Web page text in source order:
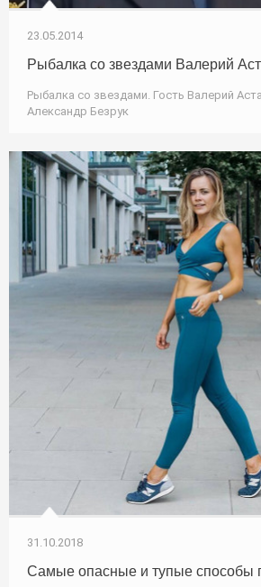
23.05.2014
Рыбалка со звездами Валерий
Рыбалка со звездами. Гость Валерий
Александр Безрук
31.10.2018
Самые опасные и тупые способы